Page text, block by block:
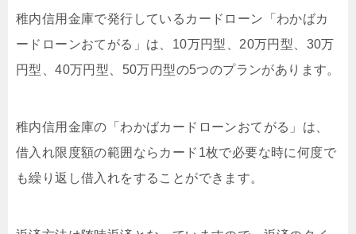
稚内信用金庫で発行しているカードローン「わかばカ
ードローンおてがる」は、10万円型、20万円型、30万
円型、40万円型、50万円型の5つのプランがあります。
稚内信用金庫の「わかばカードローンおてがる」は、
借入れ限度額の範囲ならカード1枚で必要な時に何度で
も繰り返し借入れをすることができます。